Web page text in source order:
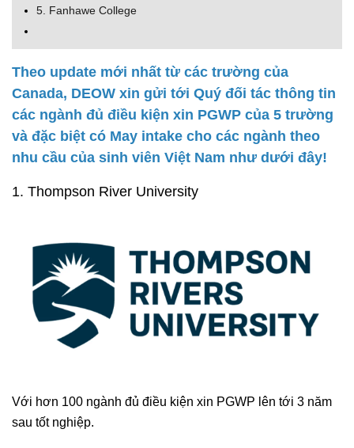
5. Fanhawe College
Theo update mới nhất từ các trường của
Canada, DEOW xin gửi tới Quý đối tác thông tin
các ngành đủ điều kiện xin PGWP của 5 trường
và đặc biệt có May intake cho các ngành theo
nhu cầu của sinh viên Việt Nam như dưới đây!
1. Thompson River University
Với hơn 100 ngành đủ điều kiện xin PGWP lên tới 3 năm
sau tốt nghiệp.